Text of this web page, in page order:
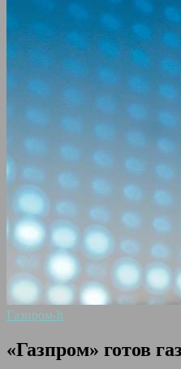
Газпром-h
«Газпром» готов